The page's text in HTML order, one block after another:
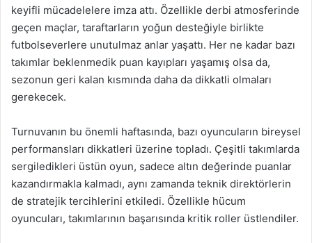
keyifli mücadelelere imza attı. Özellikle derbi atmosferinde
geçen maçlar, taraftarların yoğun desteğiyle birlikte
futbolseverlere unutulmaz anlar yaşattı. Her ne kadar bazı
takımlar beklenmedik puan kayıpları yaşamış olsa da,
sezonun geri kalan kısmında daha da dikkatli olmaları
gerekecek.
Turnuvanın bu önemli haftasında, bazı oyuncuların bireysel
performansları dikkatleri üzerine topladı. Çeşitli takımlarda
sergiledikleri üstün oyun, sadece altın değerinde puanlar
kazandırmakla kalmadı, aynı zamanda teknik direktörlerin
de stratejik tercihlerini etkiledi. Özellikle hücum
oyuncuları, takımlarının başarısında kritik roller üstlendiler.